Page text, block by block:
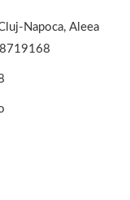
Napoca, Aleea